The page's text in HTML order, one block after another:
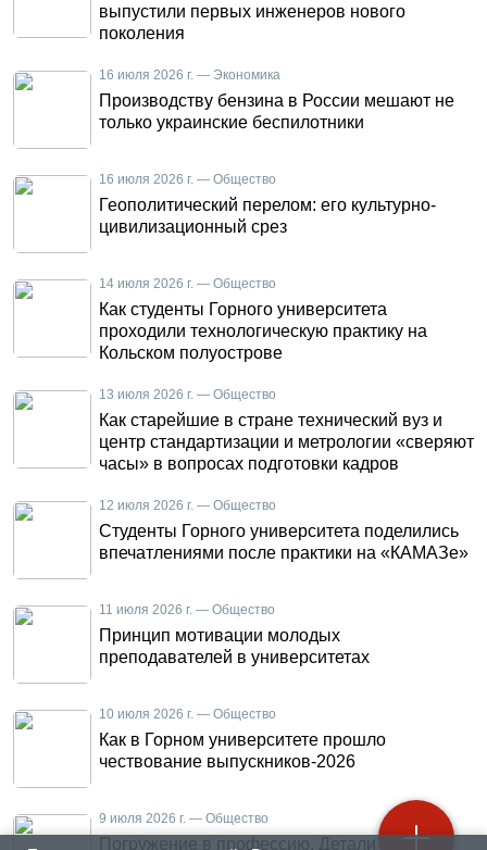
выпустили первых инженеров нового
поколения
16 июля 2026 г. — Экономика
Производству бензина в России мешают не
только украинские беспилотники
16 июля 2026 г. — Общество
Геополитический перелом: его культурно-
цивилизационный срез
14 июля 2026 г. — Общество
Как студенты Горного университета
проходили технологическую практику на
Кольском полуострове
13 июля 2026 г. — Общество
Как старейшие в стране технический вуз и
центр стандартизации и метрологии «сверяют
часы» в вопросах подготовки кадров
12 июля 2026 г. — Общество
Студенты Горного университета поделились
впечатлениями после практики на «КАМАЗе»
11 июля 2026 г. — Общество
Принцип мотивации молодых
преподавателей в университетах
10 июля 2026 г. — Общество
Как в Горном университете прошло
чествование выпускников-2026
9 июля 2026 г. — Общество
Погружение в профессию. Детали летней